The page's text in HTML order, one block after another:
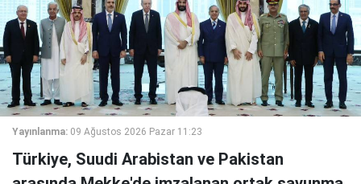
Yayınlanma: 09 Ağustos 2026 Pazar 11:23
Türkiye, Suudi Arabistan ve Pakistan